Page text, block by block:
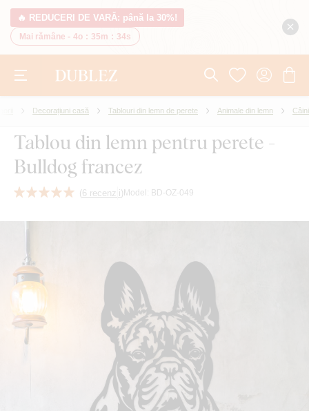
🔥 REDUCERI DE VARĂ: până la 30%!
Mai rămâne - 4o : 35m : 34s
Decorațiuni casă Tablouri din lemn de perete Animale din lemn Câini
Tablou din lemn pentru perete -
Bulldog francez
(6 recenzii) Model: BD-OZ-049